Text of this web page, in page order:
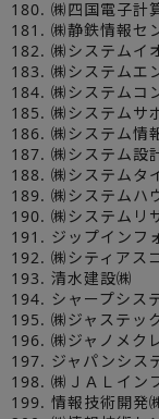
180. ㈱四国電子計
181. ㈱静鉄情報セ
182. ㈱システムイ
183. ㈱システムエ
184. ㈱システムコ
185. ㈱システムサ
186. ㈱システム情
187. ㈱システム設
188. ㈱システムタ
189. ㈱システムハ
190. ㈱システムリ
191. ジップインフ
192. ㈱シティアス
193. 清水建設㈱
194. シャープシス
195. ㈱ジャステッ
196. ㈱ジャノメク
197. ジャパンシス
198. ㈱ＪＡＬイン
199. 情報技術開発